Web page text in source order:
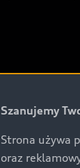
Szanujemy
Strona używa
oraz